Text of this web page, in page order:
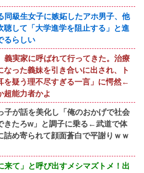
同級生女子に嫉妬したアホ男子、他
聴して「大学進学を阻止する」と進
るらしい
義実家に呼ばれて行ってきた。治療
なった義妹を引き合いに出され、ト
を疑う理不尽すぎる一言」に愕然←
超能力者かよ
子が話を美化し「俺のおかげで社会
きたろw」と調子に乗る←武道で体
詰め寄られて顔面蒼白で平謝りｗｗ
来て」と呼び出すメシマズトメ！出